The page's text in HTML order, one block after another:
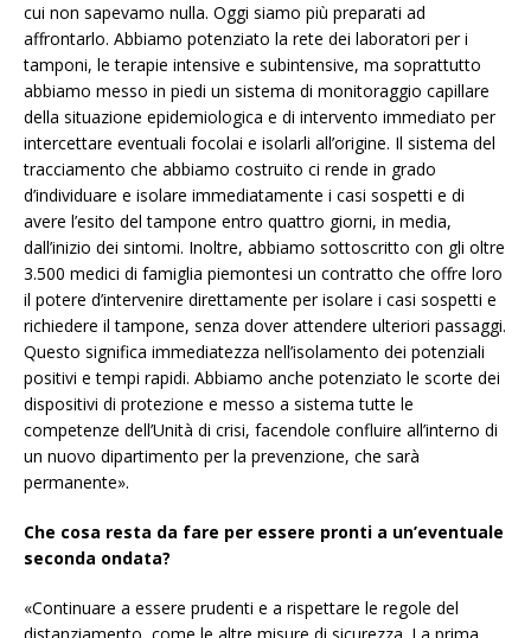
cui non sapevamo nulla. Oggi siamo più preparati ad
affrontarlo. Abbiamo potenziato la rete dei laboratori per i
tamponi, le terapie intensive e subintensive, ma soprattutto
abbiamo messo in piedi un sistema di monitoraggio capillare
della situazione epidemiologica e di intervento immediato per
intercettare eventuali focolai e isolarli all’origine. Il sistema del
tracciamento che abbiamo costruito ci rende in grado
d’individuare e isolare immediatamente i casi sospetti e di
avere l’esito del tampone entro quattro giorni, in media,
dall’inizio dei sintomi. Inoltre, abbiamo sottoscritto con gli oltre
3.500 medici di famiglia piemontesi un contratto che offre loro
il potere d’intervenire direttamente per isolare i casi sospetti e
richiedere il tampone, senza dover attendere ulteriori passaggi.
Questo significa immediatezza nell’isolamento dei potenziali
positivi e tempi rapidi. Abbiamo anche potenziato le scorte dei
dispositivi di protezione e messo a sistema tutte le
competenze dell’Unità di crisi, facendole confluire all’interno di
un nuovo dipartimento per la prevenzione, che sarà
permanente».
Che cosa resta da fare per essere pronti a un’eventuale
seconda ondata?
«Continuare a essere prudenti e a rispettare le regole del